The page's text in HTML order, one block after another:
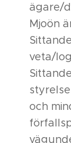
ägare/
Mjoön
veta/
och